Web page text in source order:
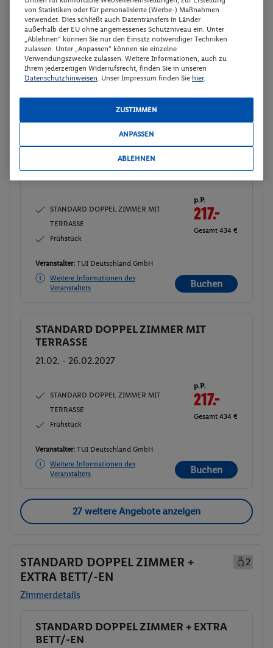
STANDARD DOPPEL ZIMMER MIT
TERRASSE
Frühstück
p.P.
217.-
Gesamt 434 €
Veranstalter:TUI Deutschland GmbH
Buchen
Buchen
STANDARD DOPPEL ZIMMER MIT
15.02. - 20.02.2027
STANDARD DOPPEL ZIMMER MIT
TERRASSE
Frühstück
p.P.
217.-
Gesamt 434 €
Veranstalter: TUI Deutschland GmbH
Weitere Informationen des
Veranstalters
Buchen
Buchen
STANDARD DOPPEL ZIMMER MIT
TERRASSE
21.02. - 26.02.2027
STANDARD DOPPEL ZIMMER MIT
TERRASSE
Frühstück
p.P.
217.-
Gesamt 434 €
Veranstalter: TUI Deutschland GmbH
Weitere Informationen des
Veranstalters
Buchen
27 weitere Angebote anzeigen
STANDARD DOPPEL ZIMMER +
EXTRA BETT/-EN
2
Zimmerdetails
Buchen
STANDARD DOPPEL ZIMMER + EXTRA
BETT/-EN
von Statistiken oder für personalisierte (Werbe-) Maßnahmen
verwendet. Dies schließt auch Datentransfers in Länder
außerhalb der EU ohne angemessenes Schutzniveau ein. Unter
„Ablehnen“ können Sie nur den Einsatz notwendiger Techniken
zulassen. Unter „Anpassen“ können sie einzelne
Verwendungszwecke zulassen. Weitere Informationen, auch zu
Ihrem jederzeitigen Widerrufsrecht, finden Sie in unseren
Datenschutzhinweisen. Unser Impressum finden Sie hier.
ZUSTIMMEN
ANPASSEN
ABLEHNEN